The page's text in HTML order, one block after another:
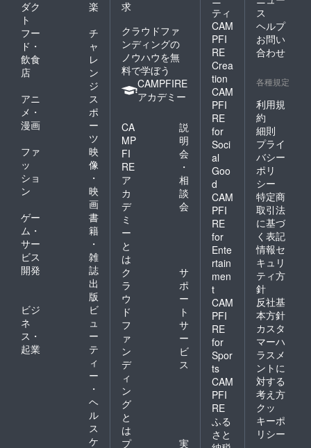
ダク
ト
楽
フー
ド・
飲食
店
チ
ャ
レ
ン
ジ
アニ
メ・
漫画
ス
ポ
ー
ツ
ファ
ッ
ショ
ン
映
像
・
映
画
ゲー
ム・
サー
ビス
開発
書
籍
・
雑
誌
出
版
ビジ
ネ
ス・
起業
ビ
ュ
ー
テ
ィ
ー
・
ヘ
ル
ス
ケ
求
クラウドファ
ンディングの
ノウハウを無
料で学ぼう
CAMPFIRE
アカデミー
CA
MP
FI
RE
ア
カ
デ
ミ
ー
と
は
説
明
会
・
相
談
会
ク
ラ
ウ
ド
フ
ァ
ン
デ
ィ
ン
グ
と
は
サ
ポ
ー
ト
サ
ー
ビ
ス
プ
実
ティ
CAM
PFI
RE
Crea
tion
CAM
PFI
RE
for
Soci
al
Goo
d
CAM
PFI
RE
for
Ente
rtain
men
t
CAM
PFI
RE
for
Spor
ts
CAM
PFI
RE
ふる
さと
ス
ヘルプ
お問い
合わせ
各種規定
利用規
約
細則
プライ
バシー
ポリ
シー
特定商
取引法
に基づ
く表記
情報セ
キュリ
ティ方
針
反社基
本方針
カスタ
マーハ
ラスメ
ントに
対する
考え方
クッ
キーポ
リシー